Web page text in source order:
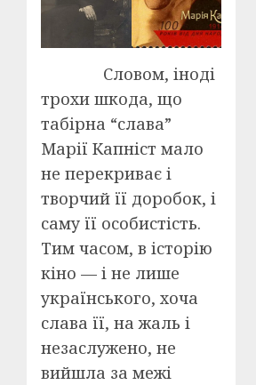
Словом, іноді
трохи шкода, що
табірна “слава”
Марії Капніст мало
не перекриває і
творчий її доробок, і
саму її особистість.
Тим часом, в історію
кіно — і не лише
українського, хоча
слава її, на жаль і
незаслужено, не
вийшла за межі